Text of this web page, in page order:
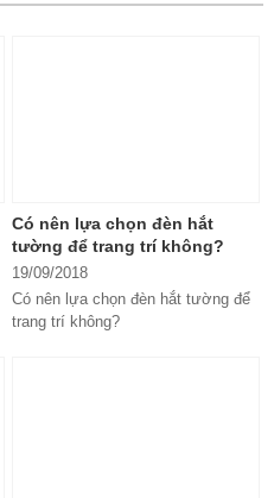
Có nên lựa chọn đèn hắt
tường để trang trí không?
19/09/2018
Có nên lựa chọn đèn hắt tường để
trang trí không?